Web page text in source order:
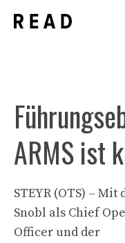
Inhalt
ARMS ist
STEYR (OTS) –
Snobl als Chief
Officer und der